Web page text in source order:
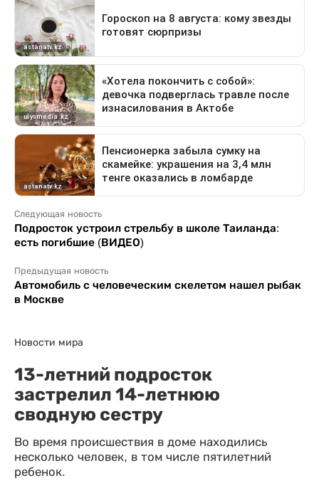
Следующая новость
Подросток устроил стрельбу в школе Таиланда:
есть погибшие (ВИДЕО)
Предыдущая новость
Автомобиль с человеческим скелетом нашел рыбак
в Москве
Новости мира
13-летний подросток
застрелил 14-летнюю
сводную сестру
Во время происшествия в доме находились
несколько человек, в том числе пятилетний
ребенок.